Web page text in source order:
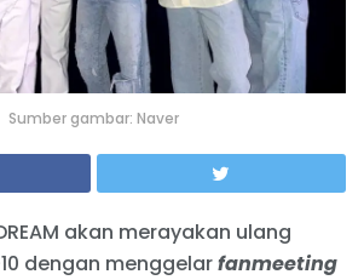
Sumber gambar: Naver
akan merayakan ulang
dengan menggelarfanmeeting